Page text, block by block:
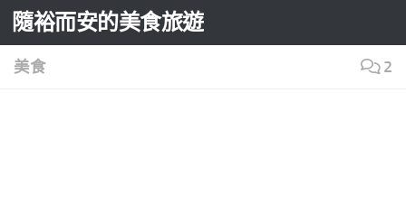
Skip to content
隨裕而安的美食旅遊
美食 2